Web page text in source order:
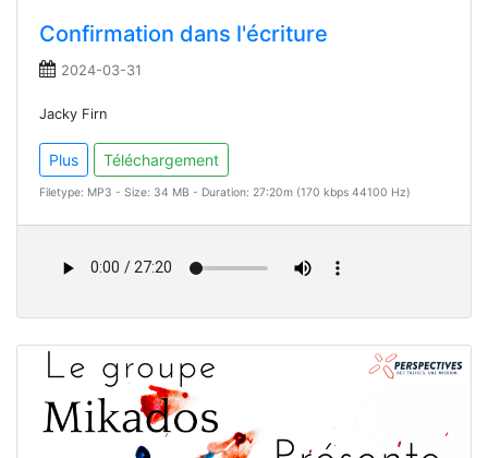
Confirmation dans l'écriture
2024-03-31
Jacky Firn
Plus Téléchargement
Filetype: MP3 - Size: 34 MB - Duration: 27:20m (170 kbps 44100 Hz)